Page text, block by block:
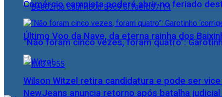
Último Voo da Nave, da eterna rainha dos
NewJeans anuncia retorno após batalha
Comércio campista poderá abrir no feriado
“Não foram cinco vezes, foram quatro”:
Wilson Witzel retira candidatura e pode ser